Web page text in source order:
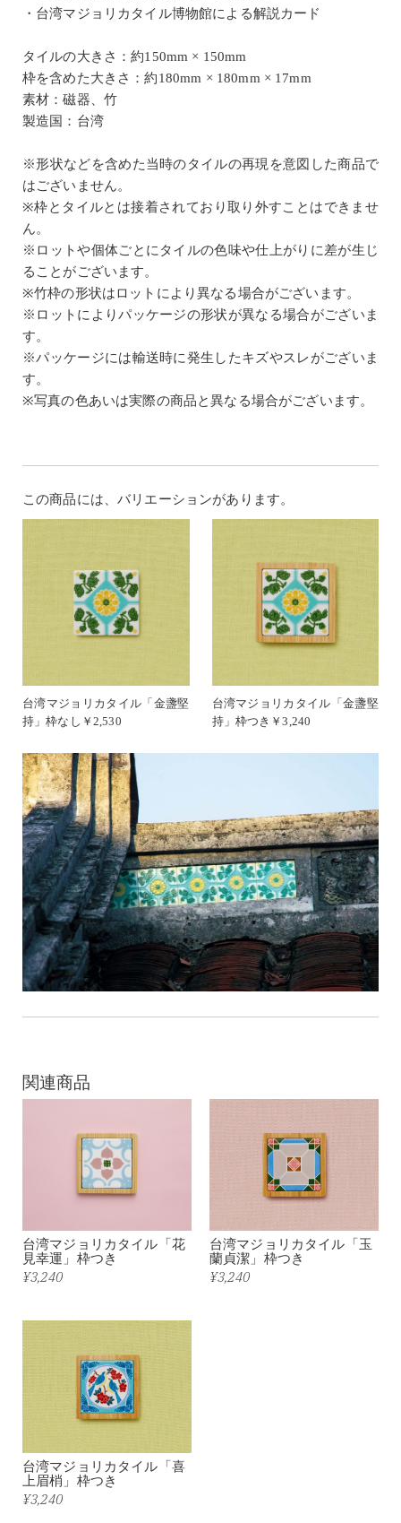
・台湾マジョリカタイル博物館による解説カード
タイルの大きさ：約150mm × 150mm
枠を含めた大きさ：約180mm × 180mm × 17mm
素材：磁器、竹
製造国：台湾
※形状などを含めた当時のタイルの再現を意図した商品で
はございません。
※枠とタイルとは接着されており取り外すことはできませ
ん。
※ロットや個体ごとにタイルの色味や仕上がりに差が生じ
ることがございます。
※竹枠の形状はロットにより異なる場合がございます。
※ロットによりパッケージの形状が異なる場合がございま
す。
※パッケージには輸送時に発生したキズやスレがございま
す。
※写真の色あいは実際の商品と異なる場合がございます。
この商品には、バリエーションがあります。
台湾マジョリカタイル「金盞堅
持」枠なし￥2,530
台湾マジョリカタイル「金盞堅
持」枠つき￥3,240
関連商品
台湾マジョリカタイル「花
見幸運」枠つき
¥3,240
台湾マジョリカタイル「玉
蘭貞潔」枠つき
¥3,240
台湾マジョリカタイル「喜
上眉梢」枠つき
¥3,240